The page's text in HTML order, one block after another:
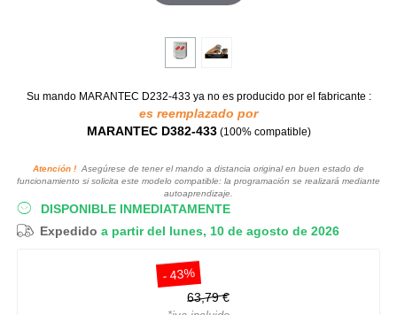
Su mando MARANTEC D232-433 ya no es producido por el fabricante :
es reemplazado por
MARANTEC D382-433 (100% compatible)
Atención ! Asegúrese de tener el mando a distancia original en buen estado de
funcionamiento si solicita este modelo compatible: la programación se realizará mediante
autoaprendizaje.
DISPONIBLE INMEDIATAMENTE
Expedido a partir del lunes, 10 de agosto de 2026
- 43%
63,79 €